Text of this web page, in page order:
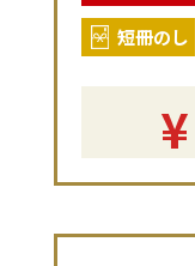
短冊のし
¥